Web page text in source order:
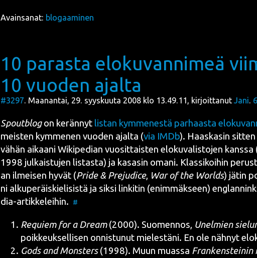
Avainsanat: blogaaminen
10 parasta elokuvannimeä
10 vuoden ajalta
#3297. Maanantai, 29. syyskuuta 2008 klo 13.49.11, kirjoittanut Jani. 6
Spout­blogon kerän­nyt lis­tan kym­me­nes­tä par­haas­ta
meis­ten kym­me­nen vuo­den ajal­ta (via IMDb). Haas­ka­sin
vähän aikaa­ni Wiki­pe­dian vuo­sit­tais­ten elo­ku­va­lis­to­jen kans­sa
1998 jul­kais­tu­jen lis­tas­ta) ja kasa­sin oma­ni. Klas­si­koi­hin
an ilmei­sen hyvät (Pri­de & Pre­ju­dice, War of the Worlds) jätin
ni alku­pe­räis­kie­li­sis­tä ja sik­si lin­ki­tin (enim­mäk­seen)
dia-artik­ke­lei­hin.
#
Requi­em for a Dream(2000). Suo­men­nos, Unel­mien
poik­keuk­sel­li­sen onnis­tu­nut mie­les­tä­ni. En ole näh­nyt
Gods and Mons­ters(1998). Muun muas­sa Fran­kens­tei­nin